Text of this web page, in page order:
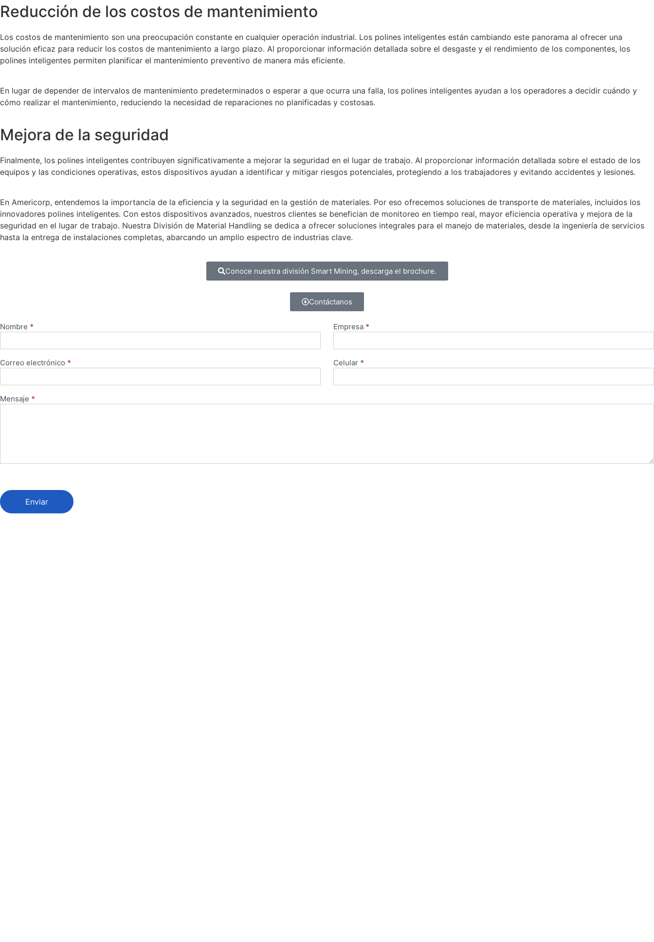
Reducción de los costos de mantenimiento
Los costos de mantenimiento son una preocupación constante en cualquier operación industrial. Los polines inteligentes están cambiando este panorama al ofrecer una
solución eficaz para reducir los costos de mantenimiento a largo plazo. Al proporcionar información detallada sobre el desgaste y el rendimiento de los componentes, los
polines inteligentes permiten planificar el mantenimiento preventivo de manera más eficiente.
En lugar de depender de intervalos de mantenimiento predeterminados o esperar a que ocurra una falla, los polines inteligentes ayudan a los operadores a decidir cuándo y
cómo realizar el mantenimiento, reduciendo la necesidad de reparaciones no planificadas y costosas.
Mejora de la seguridad
Finalmente, los polines inteligentes contribuyen significativamente a mejorar la seguridad en el lugar de trabajo. Al proporcionar información detallada sobre el estado de los
equipos y las condiciones operativas, estos dispositivos ayudan a identificar y mitigar riesgos potenciales, protegiendo a los trabajadores y evitando accidentes y lesiones.
En Americorp, entendemos la importancia de la eficiencia y la seguridad en la gestión de materiales. Por eso ofrecemos soluciones de transporte de materiales, incluidos los
innovadores polines inteligentes. Con estos dispositivos avanzados, nuestros clientes se benefician de monitoreo en tiempo real, mayor eficiencia operativa y mejora de la
seguridad en el lugar de trabajo. Nuestra División de Material Handling se dedica a ofrecer soluciones integrales para el manejo de materiales, desde la ingeniería de servicios
hasta la entrega de instalaciones completas, abarcando un amplio espectro de industrias clave.
Conoce nuestra división Smart Mining, descarga el brochure.
Contáctanos
Contacto
Nombre * Empresa *
Correo electrónico * Celular *
Mensaje *
Enviar